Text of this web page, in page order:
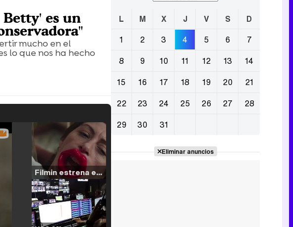
es un
mucho en el
lo que nos ha hecho
Filmin estrena el tráiler de 'Millennial Mal', su nueva comedia universitaria de la mano de Lorena Iglesias
L M X J V S
D
1
2 3 4 5 6
7
8
9 10 11 12 13
14
15
16 17 18 19 20
21
22
23 24 25 26 27
28
29
30 31
Eliminar anuncios